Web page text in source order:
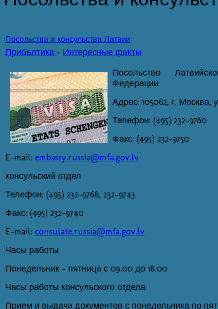
Посольства и консульства Латвии
Прибалтика - Интересные факты
Посольство
Федерации
Адрес: 105062, г. Москва,
Телефон: (495) 232-9760
Факс: (495) 232-9750
E-mail: embassy.russia@mfa.gov.lv
консульский отдел
Телефон: (495) 232-9768, 232-9743
Факс: (495) 232-9740
E-mail: consulate.russia@mfa.gov.lv
Часы работы
Понедельник - пятница с 09.00 до 18.00
Часы работы консульского отдела
Прием и выдача документов с понедельника по